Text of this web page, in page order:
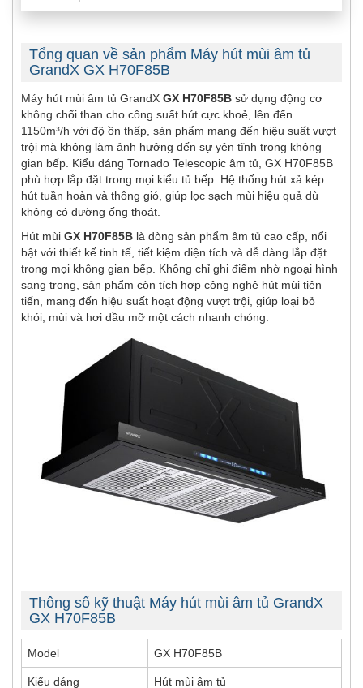
Tổng quan về sản phẩm Máy hút mùi âm tủ
GrandX GX H70F85B
Máy hút mùi âm tủ GrandX GX H70F85B sử dụng động cơ
không chổi than cho công suất hút cực khoẻ, lên đến
1150m³/h với độ ồn thấp, sản phẩm mang đến hiệu suất vượt
trội mà không làm ảnh hưởng đến sự yên tĩnh trong không
gian bếp. Kiểu dáng Tornado Telescopic âm tủ, GX H70F85B
phù hợp lắp đặt trong mọi kiểu tủ bếp. Hệ thống hút xả kép:
hút tuần hoàn và thông gió, giúp lọc sạch mùi hiệu quả dù
không có đường ống thoát.
Hút mùi GX H70F85B là dòng sản phẩm âm tủ cao cấp, nổi
bật với thiết kế tinh tế, tiết kiệm diện tích và dễ dàng lắp đặt
trong mọi không gian bếp. Không chỉ ghi điểm nhờ ngoại hình
sang trọng, sản phẩm còn tích hợp công nghệ hút mùi tiên
tiến, mang đến hiệu suất hoạt động vượt trội, giúp loại bỏ
khói, mùi và hơi dầu mỡ một cách nhanh chóng.
Thông số kỹ thuật Máy hút mùi âm tủ GrandX
GX H70F85B
Model GX H70F85B
Kiểu dáng Hút mùi âm tủ